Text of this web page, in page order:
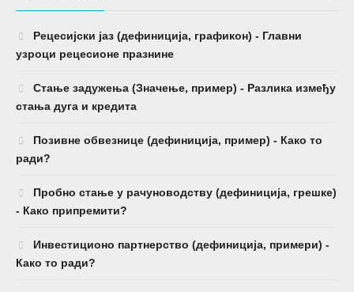
Рецесијски јаз (дефиниција, графикон) - Главни
узроци рецесионе празнине
Стање задужења (Значење, пример) - Разлика између
стања дуга и кредита
Позивне обвезнице (дефиниција, пример) - Како то
ради?
Пробно стање у рачуноводству (дефиниција, грешке)
- Како припремити?
Инвестиционо партнерство (дефиниција, примери) -
Како то ради?